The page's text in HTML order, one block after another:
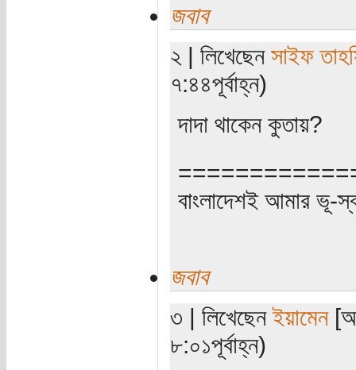
জবাব
২ | লিখেছেন সাইফ
৭:৪৪পূর্বাহ্ন)
দাদা থাকেন কুতায়?
বাংলাদেশই আমার ভূ-
জবাব
৩ | লিখেছেনইয়ামেন
৮:০১পূর্বাহ্ন)